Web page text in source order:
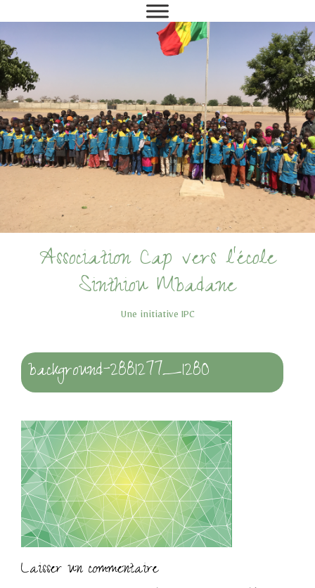
Association Cap vers l'école
Sinthiou Mbadane
Une initiative IPC
background-2881277_1280
Laisser un commentaire